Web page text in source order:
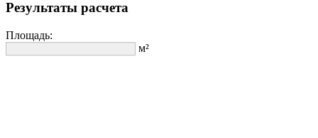
Результаты расчета
Площадь:
м²